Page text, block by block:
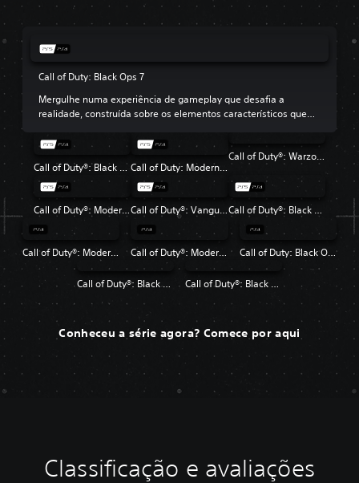
Call of Duty: Black Ops 7
Mergulhe numa experiência de gameplay que desafia a
realidade, construída sobre os elementos característicos que
Call of Duty®: Black Ops 6 Call of Duty: Modern Warfare III
Call of Duty®: Warzone™
Call of Duty®: Modern Warfare® II Call of Duty®: Vanguard Call of Duty®: Black Ops Cold War
Call of Duty®: Modern Warfare® Call of Duty®: Modern Warfare® 2 Campaign Remastered Call of Duty: Black Ops 4
Call of Duty®: Black Ops Call of Duty®: Black Ops II
Conheceu a série agora? Comece por aqui
Classificação e avaliações